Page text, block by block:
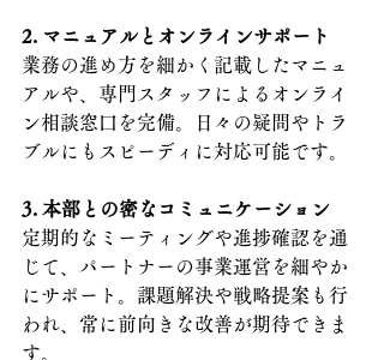
2. マニュアルとオンラインサポート
業務の進め方を細かく記載したマニュ
アルや、専門スタッフによるオンライ
ン相談窓口を完備。日々の疑問やトラ
ブルにもスピーディに対応可能です。
3. 本部との密なコミュニケーション
定期的なミーティングや進捗確認を通
じて、パートナーの事業運営を細やか
にサポート。課題解決や戦略提案も行
われ、常に前向きな改善が期待できま
す。